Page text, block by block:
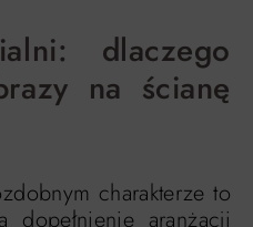
dlaczego
na ścianę
charakterze to
dopełnienie aranżacji